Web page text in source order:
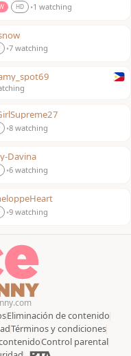
HD •1 watching
•7 watching
LIVE
•8 watching
Davina
•6 watching
•9 watching
Eliminación de contenido
Términos y condiciones
Control parental